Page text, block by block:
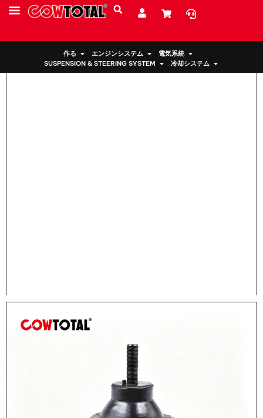
作る エンジンシステム
電気系統
SUSPENSION & STEERING SYSTEM
冷却システム
ホンダ用エンジンマウント 50824-S10-003